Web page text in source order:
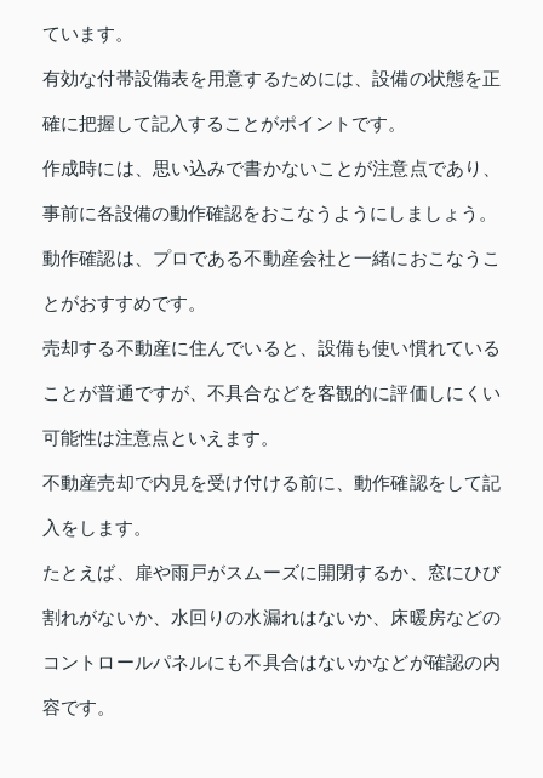
ています。
有効な付帯設備表を用意するためには、設備の状態を正
確に把握して記入することがポイントです。
作成時には、思い込みで書かないことが注意点であり、
事前に各設備の動作確認をおこなうようにしましょう。
動作確認は、プロである不動産会社と一緒におこなうこ
とがおすすめです。
売却する不動産に住んでいると、設備も使い慣れている
ことが普通ですが、不具合などを客観的に評価しにくい
可能性は注意点といえます。
不動産売却で内見を受け付ける前に、動作確認をして記
入をします。
たとえば、扉や雨戸がスムーズに開閉するか、窓にひび
割れがないか、水回りの水漏れはないか、床暖房などの
コントロールパネルにも不具合はないかなどが確認の内
容です。